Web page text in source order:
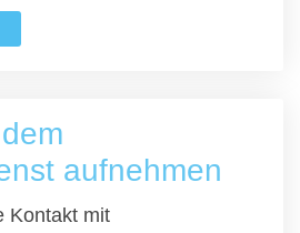
aufnehmen
Kontakt mit